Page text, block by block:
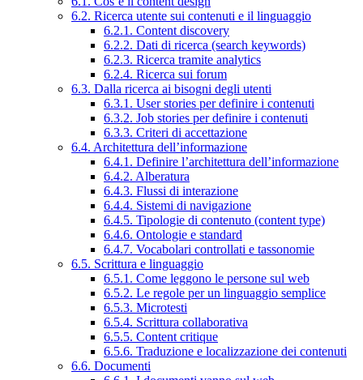
6.2. Ricerca utente sui contenuti e il linguaggio
6.2.1. Content discovery
6.2.2. Dati di ricerca (search keywords)
6.2.3. Ricerca tramite analytics
6.2.4. Ricerca sui forum
6.3. Dalla ricerca ai bisogni degli utenti
6.3.1. User stories per definire i contenuti
6.3.2. Job stories per definire i contenuti
6.3.3. Criteri di accettazione
6.4. Architettura dell’informazione
6.4.1. Definire l’architettura dell’informazione
6.4.2. Alberatura
6.4.3. Flussi di interazione
6.4.4. Sistemi di navigazione
6.4.5. Tipologie di contenuto (content type)
6.4.6. Ontologie e standard
6.4.7. Vocabolari controllati e tassonomie
6.5. Scrittura e linguaggio
6.5.1. Come leggono le persone sul web
6.5.2. Le regole per un linguaggio semplice
6.5.3. Microtesti
6.5.4. Scrittura collaborativa
6.5.5. Content critique
6.5.6. Traduzione e localizzazione dei contenuti
6.6. Documenti